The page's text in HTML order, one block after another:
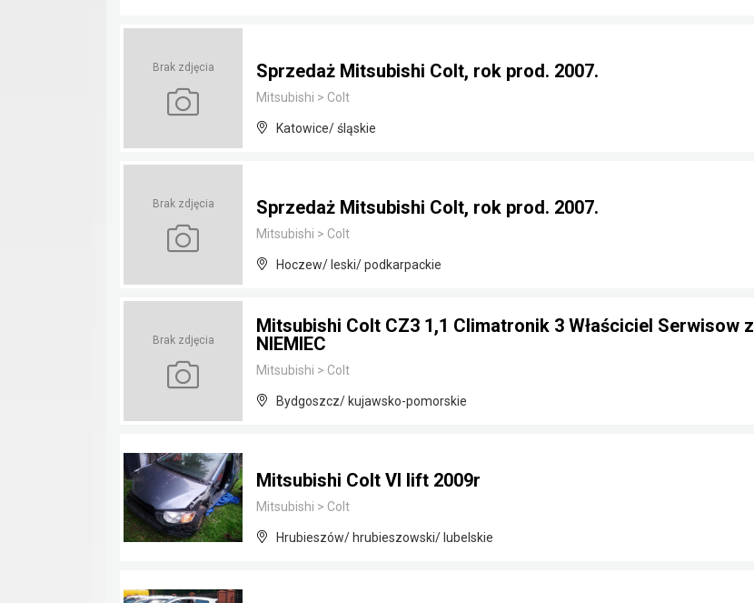
Brak zdjęcia Sprzedaż Mitsubishi Colt, rok prod. 2007.
Mitsubishi > Colt
Katowice/ śląskie
Brak zdjęcia Sprzedaż Mitsubishi Colt, rok prod. 2007.
Mitsubishi > Colt
Hoczew/ leski/ podkarpackie
Brak zdjęcia
Mitsubishi Colt CZ3 1,1 Climatronik 3 Właściciel Serwisow z
NIEMIEC
Mitsubishi > Colt
Bydgoszcz/ kujawsko-pomorskie
Mitsubishi Colt VI lift 2009r
Mitsubishi > Colt
Hrubieszów/ hrubieszowski/ lubelskie